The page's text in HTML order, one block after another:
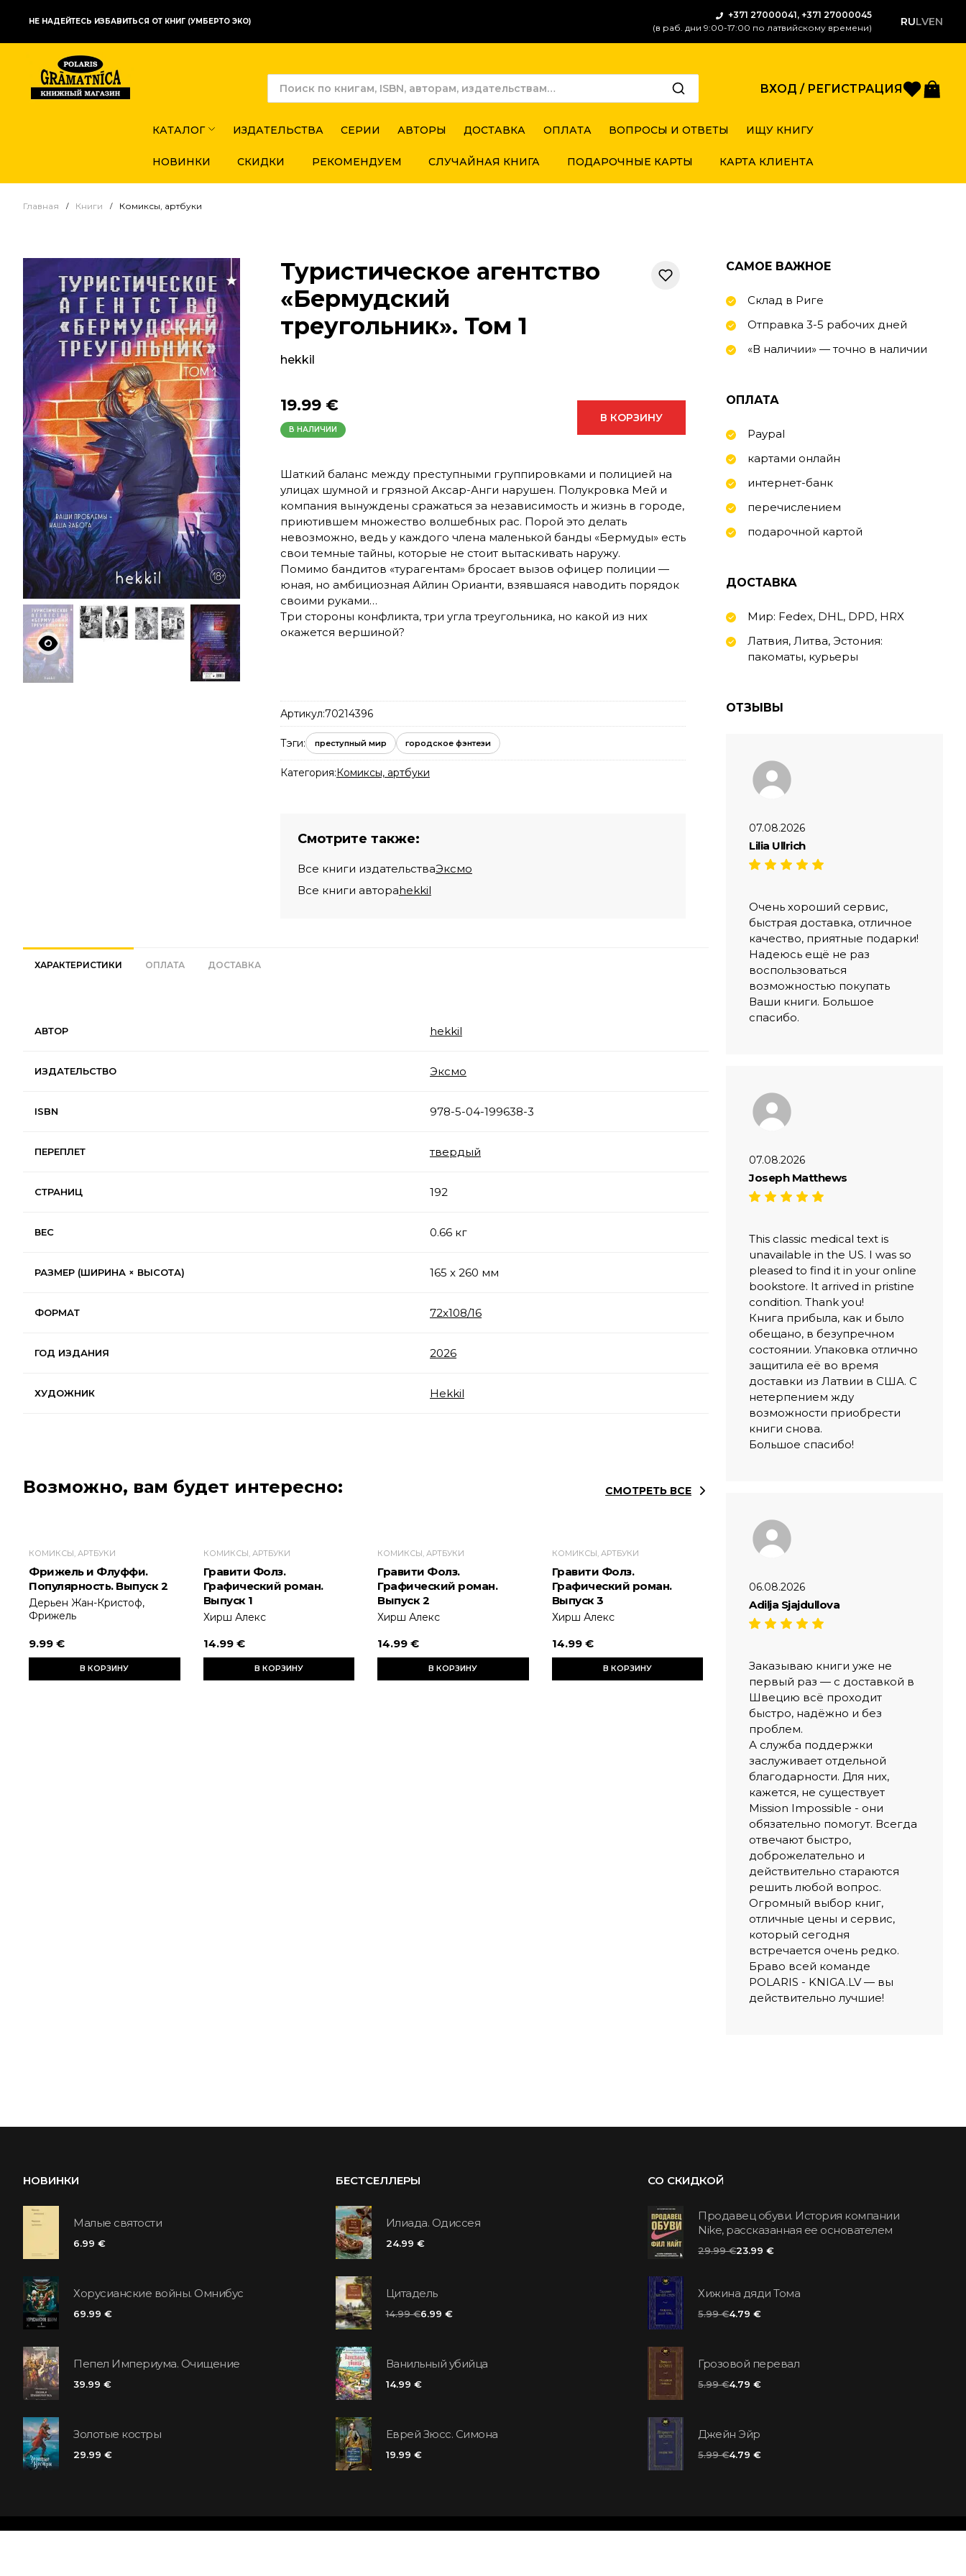
НЕ НАДЕЙТЕСЬ ИЗБАВИТЬСЯ ОТ КНИГ (УМБЕРТО ЭКО)
+371 27000041, +371 27000045
(в раб. дни 9:00-17:00 по латвийскому времени)
RULVEN
ВХОД / РЕГИСТРАЦИЯ
КАТАЛОГ ИЗДАТЕЛЬСТВА СЕРИИ АВТОРЫ ДОСТАВКА ОПЛАТА ВОПРОСЫ И ОТВЕТЫ ИЩУ КНИГУ
НОВИНКИ СКИДКИ РЕКОМЕНДУЕМ СЛУЧАЙНАЯ КНИГА ПОДАРОЧНЫЕ КАРТЫ КАРТА КЛИЕНТА
Главная Книги Комиксы, артбуки
Туристическое агентство
«Бермудский
треугольник». Том 1
hekkil
19.99 €
В НАЛИЧИИ
В КОРЗИНУ
Шаткий баланс между преступными группировками и полицией на
улицах шумной и грязной Аксар-Анги нарушен. Полукровка Мей и
компания вынуждены сражаться за независимость и жизнь в городе,
приютившем множество волшебных рас. Порой это делать
невозможно, ведь у каждого члена маленькой банды «Бермуды» есть
свои темные тайны, которые не стоит вытаскивать наружу.
Помимо бандитов «турагентам» бросает вызов офицер полиции —
юная, но амбициозная Айлин Орианти, взявшаяся наводить порядок
своими руками…
Три стороны конфликта, три угла треугольника, но какой из них
окажется вершиной?
Артикул:70214396
Тэги: преступный мир городское фэнтези
Категория:Комиксы, артбуки
Смотрите также:
Все книги издательстваЭксмо
Все книги автораhekkil
ХАРАКТЕРИСТИКИ ОПЛАТА ДОСТАВКА
АВТОР hekkil
ИЗДАТЕЛЬСТВО Эксмо
ISBN 978-5-04-199638-3
ПЕРЕПЛЕТ твердый
СТРАНИЦ 192
ВЕС 0.66 кг
РАЗМЕР (ШИРИНА × ВЫСОТА) 165 x 260 мм
ФОРМАТ 72x108/16
ГОД ИЗДАНИЯ 2026
ХУДОЖНИК Hekkil
Возможно, вам будет интересно: СМОТРЕТЬ ВСЕ
КОМИКСЫ, АРТБУКИ
Фрижель и Флуффи.
Популярность. Выпуск 2
Дерьен Жан-Кристоф,
Фрижель
9.99 €
В КОРЗИНУ
КОМИКСЫ, АРТБУКИ
Гравити Фолз.
Графический роман.
Выпуск 1
Хирш Алекс
14.99 €
В КОРЗИНУ
КОМИКСЫ, АРТБУКИ
Гравити Фолз.
Графический роман.
Выпуск 2
Хирш Алекс
14.99 €
В КОРЗИНУ
КОМИКСЫ, АРТБУКИ
Гравити Фолз.
Графический роман.
Выпуск 3
Хирш Алекс
14.99 €
В КОРЗИНУ
САМОЕ ВАЖНОЕ
Склад в Риге
Отправка 3-5 рабочих дней
«В наличии» — точно в наличии
ОПЛАТА
Paypal
картами онлайн
интернет-банк
перечислением
подарочной картой
ДОСТАВКА
Мир: Fedex, DHL, DPD, HRX
Латвия, Литва, Эстония:
пакоматы, курьеры
ОТЗЫВЫ
07.08.2026
Lilia Ullrich
Очень хороший сервис,
быстрая доставка, отличное
качество, приятные подарки!
Надеюсь ещё не раз
воспользоваться
возможностью покупать
Ваши книги. Большое
спасибо.
07.08.2026
Joseph Matthews
This classic medical text is
unavailable in the US. I was so
pleased to find it in your online
bookstore. It arrived in pristine
condition. Thank you!
Книга прибыла, как и было
обещано, в безупречном
состоянии. Упаковка отлично
защитила её во время
доставки из Латвии в США. С
нетерпением жду
возможности приобрести
книги снова.
Большое спасибо!
06.08.2026
Adilja Sjajdullova
Заказываю книги уже не
первый раз — с доставкой в
Швецию всё проходит
быстро, надёжно и без
проблем.
А служба поддержки
заслуживает отдельной
благодарности. Для них,
кажется, не существует
Mission Impossible - они
обязательно помогут. Всегда
отвечают быстро,
доброжелательно и
действительно стараются
решить любой вопрос.
Огромный выбор книг,
отличные цены и сервис,
который сегодня
встречается очень редко.
Браво всей команде
POLARIS - KNIGA.LV — вы
действительно лучшие!
НОВИНКИ
Малые святости
6.99 €
Хорусианские войны. Омнибус
69.99 €
Пепел Империума. Очищение
39.99 €
Золотые костры
29.99 €
БЕСТСЕЛЛЕРЫ
Илиада. Одиссея
24.99 €
Цитадель
14.99 €6.99 €
Ванильный убийца
14.99 €
Еврей Зюсс. Симона
19.99 €
СО СКИДКОЙ
Продавец обуви. История компании
Nike, рассказанная ее основателем
29.99 €23.99 €
Хижина дяди Тома
5.99 €4.79 €
Грозовой перевал
5.99 €4.79 €
Джейн Эйр
5.99 €4.79 €